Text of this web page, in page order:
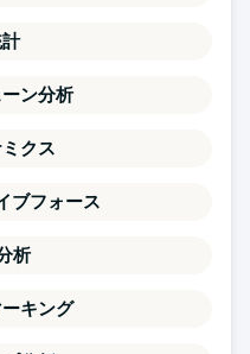
ン分析
クス
ブフォース
析
キング